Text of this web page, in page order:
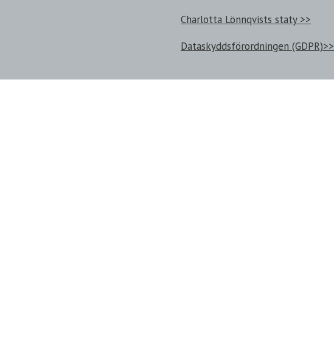
Charlotta Lönnqvists staty >>
Dataskyddsförordningen (GDPR)>>